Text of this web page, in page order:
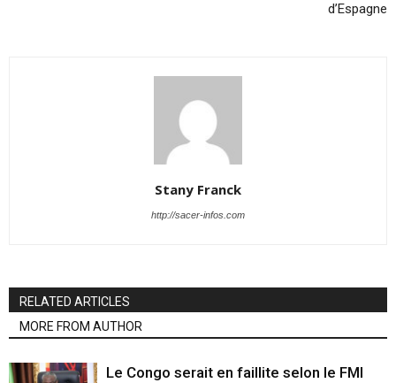
d’Espagne
Stany Franck
http://sacer-infos.com
RELATED ARTICLES
MORE FROM AUTHOR
Le Congo serait en faillite selon le FMI